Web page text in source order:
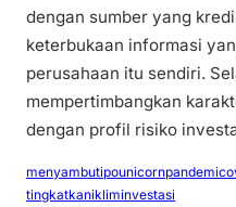
dengan sumber yang
keterbukaan informasi
perusahaan itu sendiri.
mempertimbangkan
dengan profil risiko
menyambutipounicorn
tingkatkanikliminvestasi